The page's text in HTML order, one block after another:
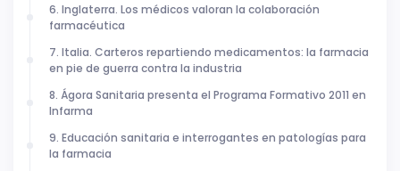
6. Inglaterra. Los médicos valoran la colaboración
farmacéutica
7. Italia. Carteros repartiendo medicamentos: la farmacia
en pie de guerra contra la industria
8. Ágora Sanitaria presenta el Programa Formativo 2011 en
Infarma
9. Educación sanitaria e interrogantes en patologías para
la farmacia